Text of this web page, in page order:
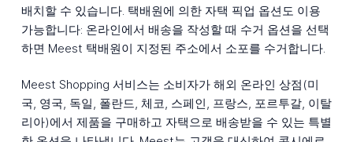
배치할 수 있습니다. 택배원에 의한 자택 픽업 옵션도 이용
가능합니다: 온라인에서 배송을 작성할 때 수거 옵션을 선택
하면 Meest 택배원이 지정된 주소에서 소포를 수거합니다.
Meest Shopping 서비스는 소비자가 해외 온라인 상점(미
국, 영국, 독일, 폴란드, 체코, 스페인, 프랑스, 포르투갈, 이탈
리아)에서 제품을 구매하고 자택으로 배송받을 수 있는 특별